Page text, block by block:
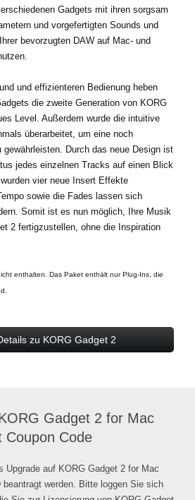
Gadgets mit ihren sorgsam
und vorgefertigten Sounds und
bevorzugten DAW auf Mac- und
und effizienteren Bedienung heben
die zweite Generation von KORG
Level. Außerdem wurde die intuitive
überarbeitet, um eine noch
gewährleisten. Durch das neue Design ist
jedes einzelnen Tracks auf einen Blick
vier neue Insert Effekte
sowie die Fades lassen sich
Somit ist es nun möglich, Ihre Musik
2 fertigzustellen, ohne die Inspiration
enthalten. Das Paket enthält nur Plug-Ins, die
zu KORG Gadget 2
Gadget 2 for Mac
Coupon Code
Upgrade auf KORG Gadget 2 for Mac
beantragt werden. Bitte loggen Sie sich